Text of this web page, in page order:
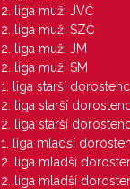
2. liga muži JVČ
2. liga muži SZČ
2. liga muži JM
2. liga muži SM
1. liga starší
2. liga starší
2. liga starší
1. liga mladší
2. liga mladší
2. liga mladší